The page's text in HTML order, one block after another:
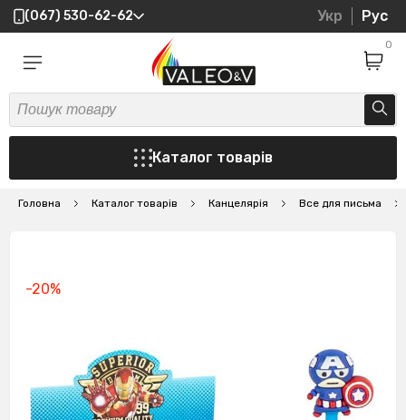
(067) 530-62-62 Укр Рус
0
Каталог товарів
Головна Каталог товарів Канцелярія Все для письма
-20%